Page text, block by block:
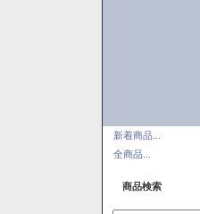
新着商品...
全商品...
商品検索